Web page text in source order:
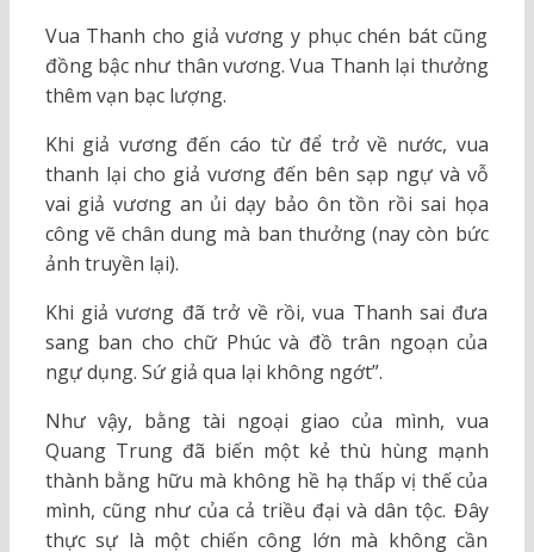
Vua Thanh cho giả vương y phục chén bát cũng
đồng bậc như thân vương. Vua Thanh lại thưởng
thêm vạn bạc lượng.
Khi giả vương đến cáo từ để trở về nước, vua
thanh lại cho giả vương đến bên sạp ngự và vỗ
vai giả vương an ủi dạy bảo ôn tồn rồi sai họa
công vẽ chân dung mà ban thưởng (nay còn bức
ảnh truyền lại).
Khi giả vương đã trở về rồi, vua Thanh sai đưa
sang ban cho chữ Phúc và đồ trân ngoạn của
ngự dụng. Sứ giả qua lại không ngớt”.
Như vậy, bằng tài ngoại giao của mình, vua
Quang Trung đã biến một kẻ thù hùng mạnh
thành bằng hữu mà không hề hạ thấp vị thế của
mình, cũng như của cả triều đại và dân tộc. Đây
thực sự là một chiến công lớn mà không cần